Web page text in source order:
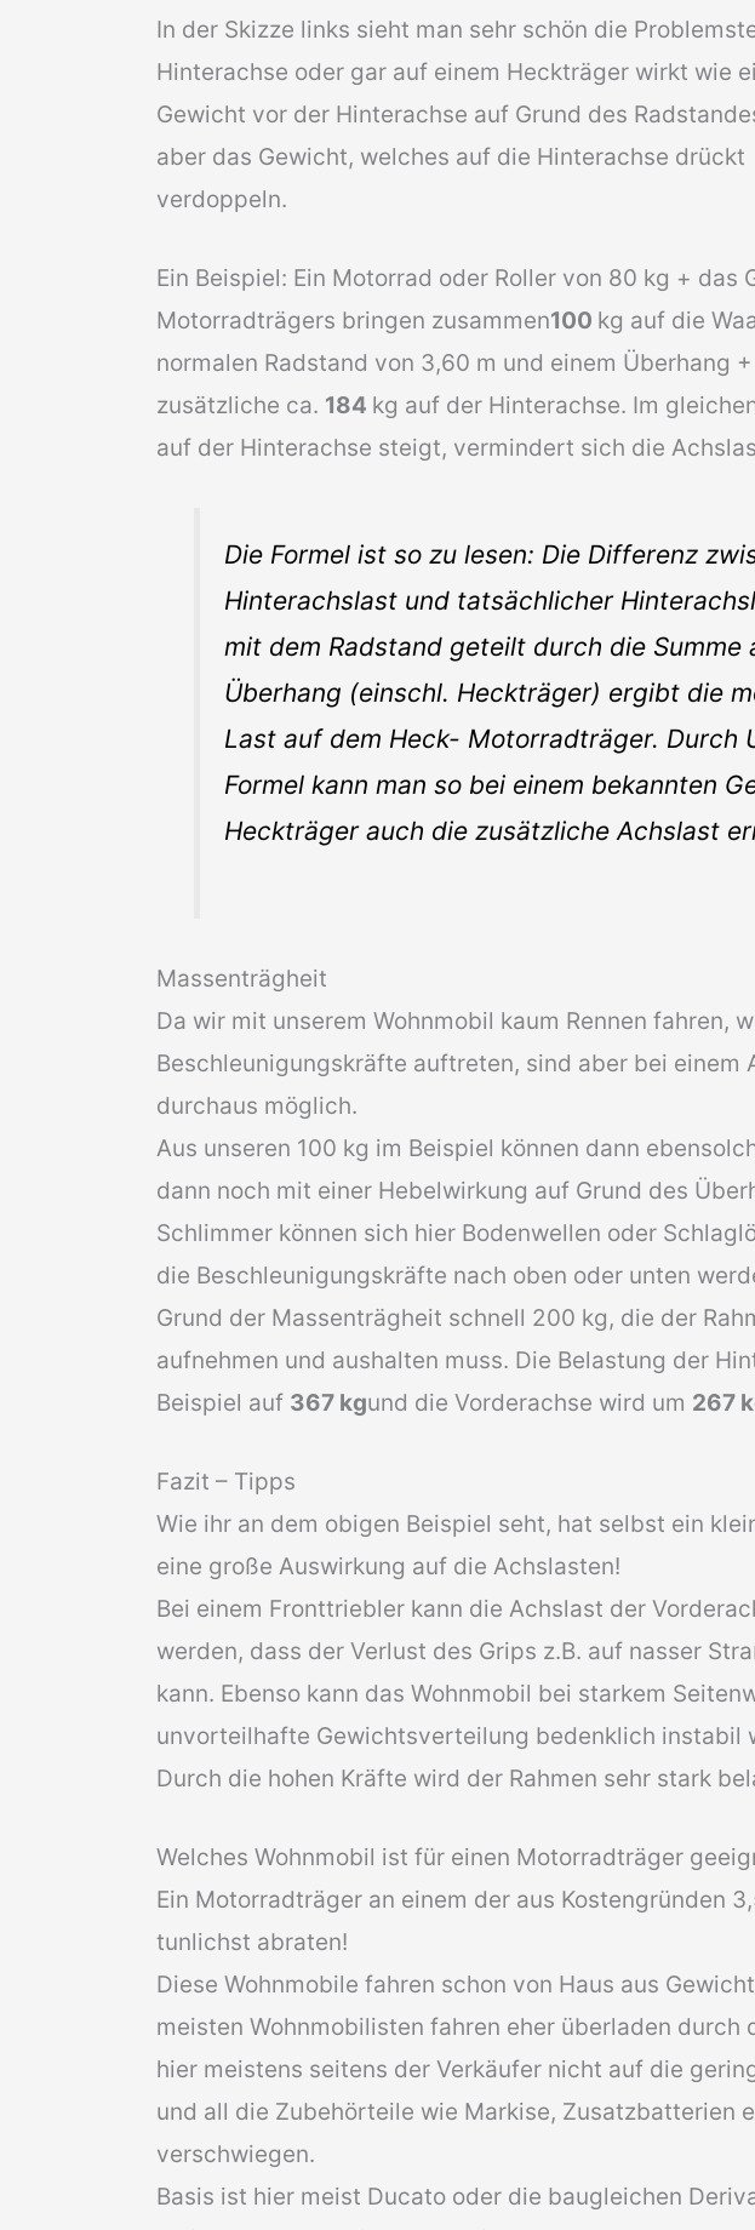
In der Skizze links sieht man sehr schön die
Hinterachse oder gar auf einem Heckträger wirkt wie
Gewicht vor der Hinterachse auf Grund des
aber das Gewicht, welches auf die Hinterachse
verdoppeln.
Ein Beispiel: Ein Motorrad oder Roller von 80 kg + das
Motorradträgers bringen zusammen100 kg auf die
normalen Radstand von 3,60 m und einem Überhang
zusätzliche ca. 184 kg auf der Hinterachse. Im
auf der Hinterachse steigt, vermindert sich die
Die Formel ist so zu lesen: Die Differenz
Hinterachslast und tatsächlicher
mit dem Radstand geteilt durch die Summe
Überhang (einschl. Heckträger) ergibt die
Last auf dem Heck- Motorradträger. Durch
Formel kann man so bei einem bekannten
Heckträger auch die zusätzliche Achslast
Massenträgheit
Da wir mit unserem Wohnmobil kaum Rennen fahren,
Beschleunigungskräfte auftreten, sind aber bei einem
durchaus möglich.
Aus unseren 100 kg im Beispiel können dann
dann noch mit einer Hebelwirkung auf Grund des
Schlimmer können sich hier Bodenwellen oder
die Beschleunigungskräfte nach oben oder unten
Grund der Massenträgheit schnell 200 kg, die der
aufnehmen und aushalten muss. Die Belastung der
Beispiel auf 367 kgund die Vorderachse wird um 267
Fazit – Tipps
Wie ihr an dem obigen Beispiel seht, hat selbst ein
eine große Auswirkung auf die Achslasten!
Bei einem Fronttriebler kann die Achslast der
werden, dass der Verlust des Grips z.B. auf nasser
kann. Ebenso kann das Wohnmobil bei starkem
unvorteilhafte Gewichtsverteilung bedenklich instabil
Durch die hohen Kräfte wird der Rahmen sehr stark
Welches Wohnmobil ist für einen Motorradträger
Ein Motorradträger an einem der aus Kostengründen
tunlichst abraten!
Diese Wohnmobile fahren schon von Haus aus
meisten Wohnmobilisten fahren eher überladen durch
hier meistens seitens der Verkäufer nicht auf die
und all die Zubehörteile wie Markise, Zusatzbatterien
verschwiegen.
Basis ist hier meist Ducato oder die baugleichen